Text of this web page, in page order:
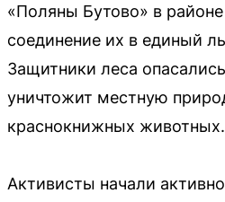
«Поляны Бутово» в
соединение их в единый
Защитники леса
уничтожит местную
краснокнижных животных.
Активисты начали